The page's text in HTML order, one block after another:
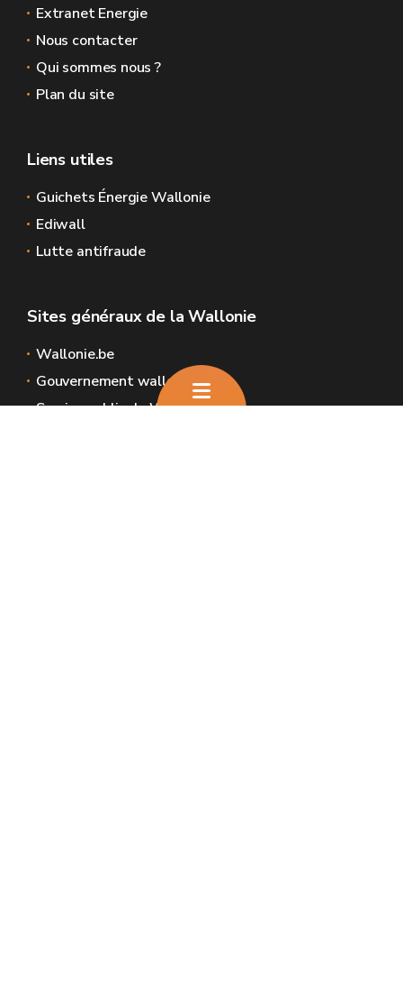
Extranet Energie
Nous contacter
Qui sommes nous ?
Plan du site
Liens utiles
Guichets Énergie Wallonie
Ediwall
Lutte antifraude
Sites généraux de la Wallonie
Wallonie.be
Gouvernement wallon
Service public de Wallonie